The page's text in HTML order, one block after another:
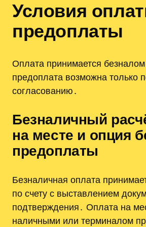
Условия
предоплаты
Оплата принимается
предоплата возможна только
согласованию․
Безналичный
на месте и опция
предоплаты
Безналичная оплата
по счету с выставлением
подтверждения․ Оплата на
наличными или терминалом